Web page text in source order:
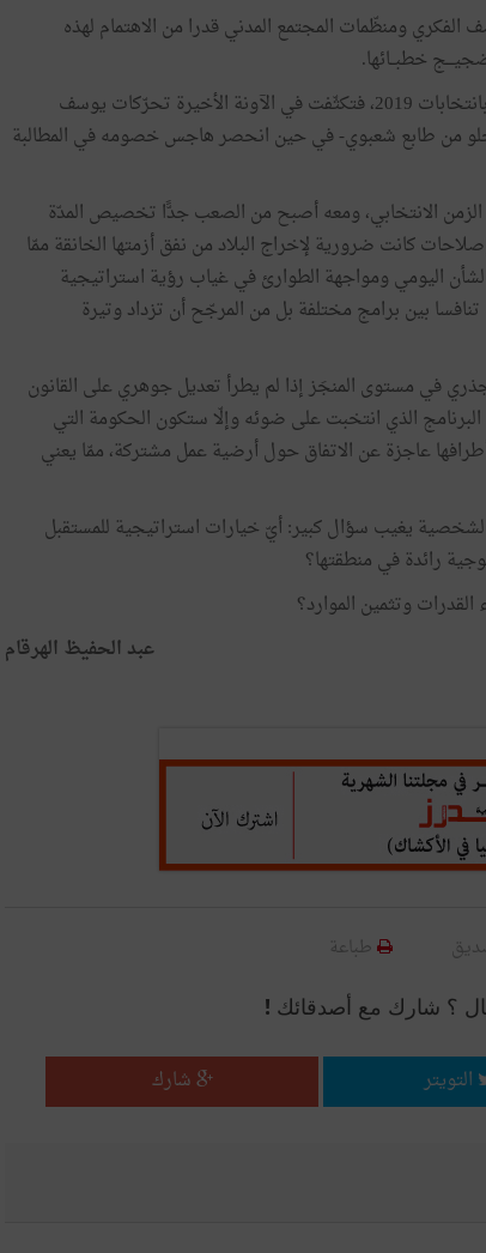
ومنظّمات المجتمع المدني قدرا من الاهتمام لهذه
خطبــائها.
ذلك أنّ الطبقة السياسية تبدو اليوم منشغلة بالدرجة الأولى بانتخابات 2019، فتكثّفت في الآونة الأخيرة تحرّكات يوسف
يخلو من طابع شعبوي- في حين انحصر هاجس خصومه في المطالبة
الزمن الانتخابي، ومعه أصبح من الصعب جدًّا تخصيص المدّة
كانت ضرورية لإخراج البلاد من نفق أزمتها الخانقة ممّا
اليومي ومواجهة الطوارئ في غياب رؤية استراتيجية
بين برامج مختلفة بل من المرجّح أن تزداد وتيرة
تكون انتخابات 2019 حاملة لتغيير جذري في مستوى المنجَز إذا لم يطرأ تعديل جوهري على القانون
البرنامج الذي انتخبت على ضوئه وإلّا ستكون الحكومة التي
لا غير، أطرافها عاجزة عن الاتفاق حول أرضية عمل مشتركة، ممّا يعني
يغيب سؤال كبير: أيّ خيارات استراتيجية للمستقبل
رائدة في منطقتها؟
وتثمين الموارد؟
عبد الحفيظ الهرقام
طباعة
؟ شارك مع أصدقائك !
التويتر شارك